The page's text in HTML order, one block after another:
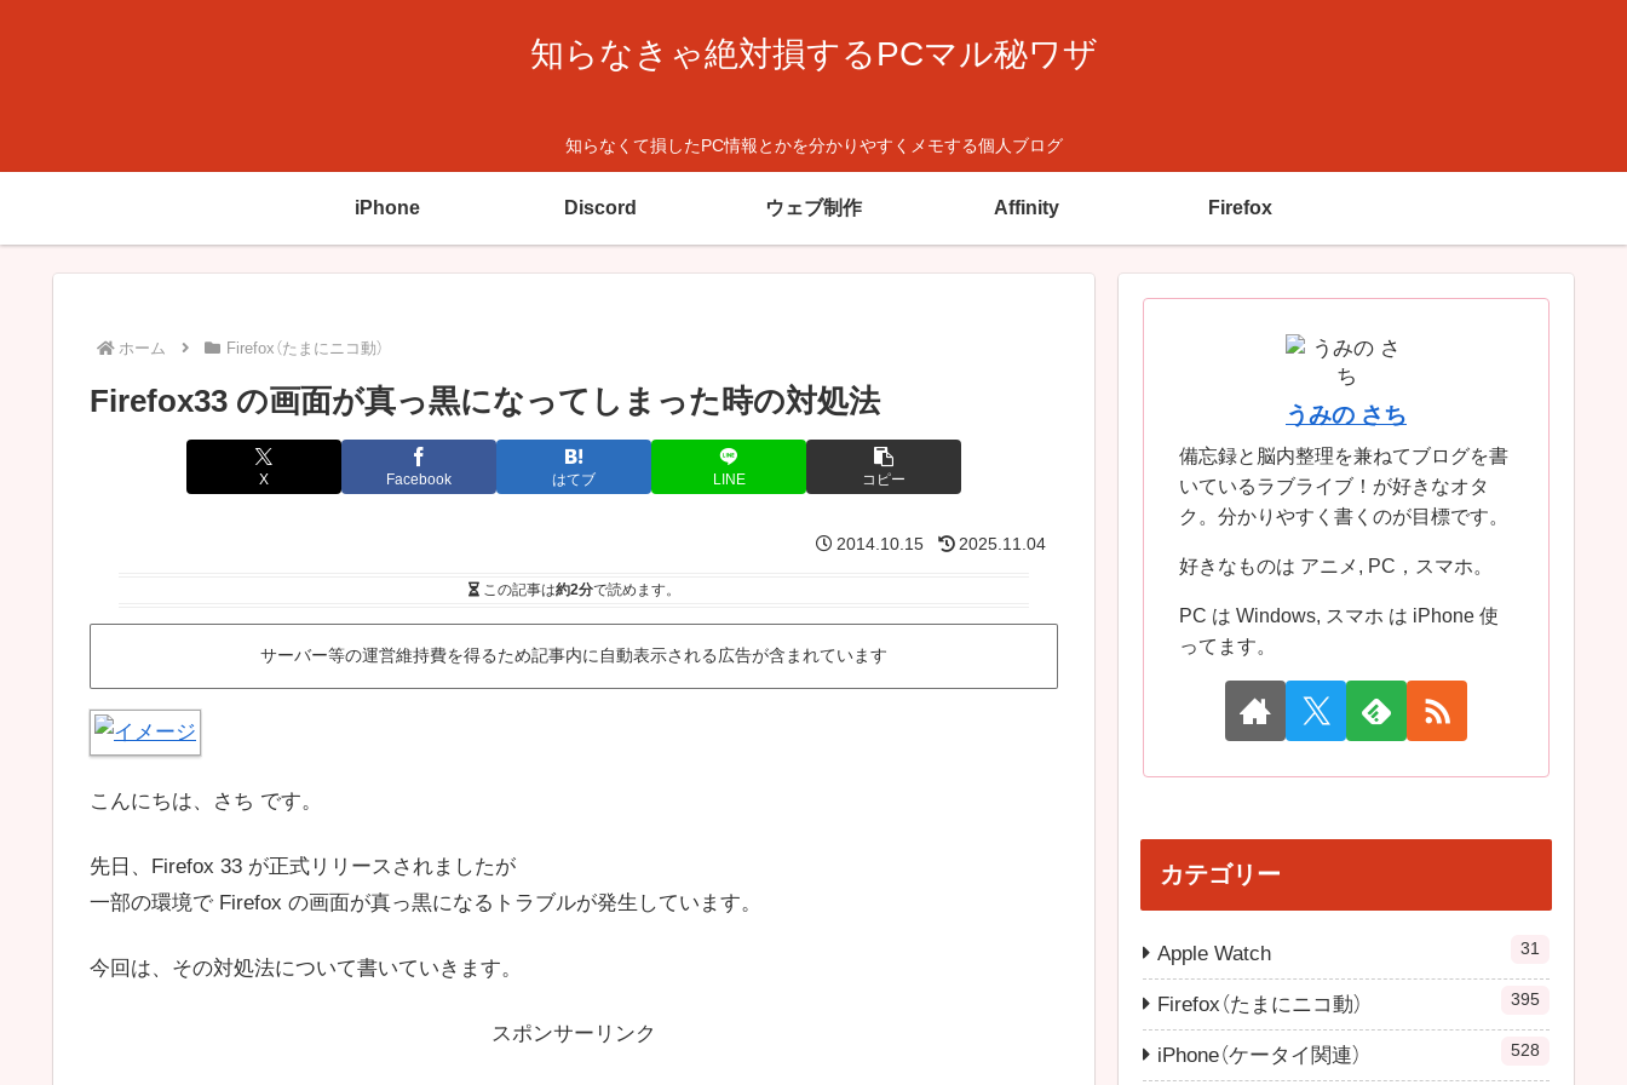
知らなきゃ絶対損するPCマル秘ワザ
知らなくて損したPC情報とかを分かりやすくメモする個人ブログ
iPhone Discord ウェブ制作 Affinity Firefox
ホーム Firefox（たまにニコ動）
Firefox33 の画面が真っ黒になってしまった時の対処法
X Facebook はてブ LINE コピー
2014.10.15 2025.11.04
この記事は約2分で読めます。
サーバー等の運営維持費を得るため記事内に自動表示される広告が含まれています
こんにちは、さち です。
先日、Firefox 33 が正式リリースされましたが
一部の環境で Firefox の画面が真っ黒になるトラブルが発生しています。
今回は、その対処法について書いていきます。
スポンサーリンク
うみの さち
備忘録と脳内整理を兼ねてブログを書
いているラブライブ！が好きなオタ
ク。分かりやすく書くのが目標です。
好きなものは アニメ, PC，スマホ。
PC は Windows, スマホ は iPhone 使
ってます。
カテゴリー
Apple Watch 31
Firefox（たまにニコ動） 395
iPhone（ケータイ関連） 528